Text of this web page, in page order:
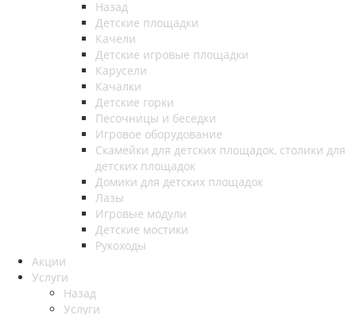
Назад
Детские площадки
Качели
Детские игровые площадки
Карусели
Качалки
Детские горки
Песочницы и беседки
Игровое оборудование
Скамейки для детских площадок, столики для
детских площадок
Домики для детских площадок
Лазы
Игровые модули
Детские мостики
Рукоходы
Акции
Услуги
Назад
Услуги